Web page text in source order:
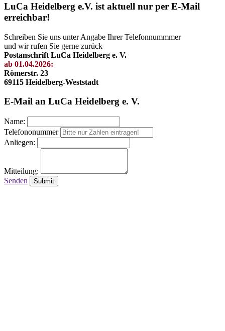
LuCa Heidelberg e.V. ist aktuell nur per E-Mail
erreichbar!
Schreiben Sie uns unter Angabe Ihrer Telefonnummmer
und wir rufen Sie gerne zurück
Postanschrift LuCa Heidelberg e. V.
ab 01.04.2026:
Römerstr. 23
69115 Heidelberg-Weststadt
E-Mail an LuCa Heidelberg e. V.
Name:
Telefononummer
Anliegen:
Mitteilung:
Senden